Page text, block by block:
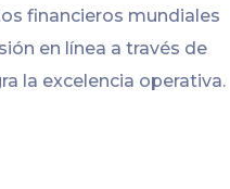
financieros mundiales
en línea a través de
la excelencia operativa.